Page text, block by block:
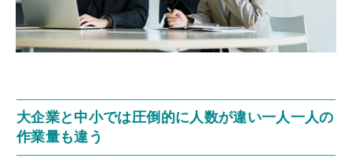
大企業と中小では圧倒的に人数が違い一人一人の
作業量も違う